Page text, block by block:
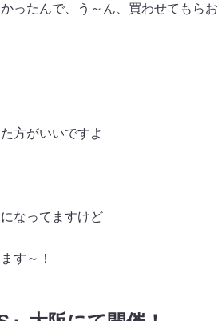
たんで、う～ん、買わせてもら
方がいいですよ
なってますけど
す～！